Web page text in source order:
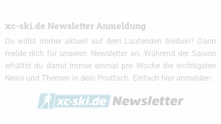
xc-ski.de Newsletter Anmeldung
Du willst immer aktuell auf dem Laufenden bleiben? Dann
melde dich für unseren Newsletter an. Während der Saison
erhältst du damit immer einmal pro Woche die wichtigsten
News und Themen in dein Postfach. Einfach hier anmelden: